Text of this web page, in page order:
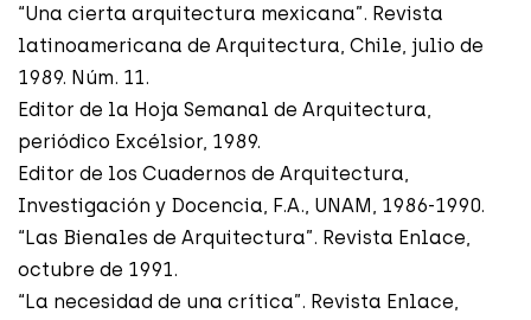
“Una cierta arquitectura mexicana”. Revista
latinoamericana de Arquitectura, Chile, julio de
1989. Núm. 11.
Editor de la Hoja Semanal de Arquitectura,
periódico Excélsior, 1989.
Editor de los Cuadernos de Arquitectura,
Investigación y Docencia, F.A., UNAM, 1986-1990.
“Las Bienales de Arquitectura”. Revista Enlace,
octubre de 1991.
“La necesidad de una crítica”. Revista Enlace,